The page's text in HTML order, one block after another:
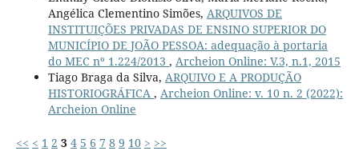
Angélica Clementino Simões, ARQUIVOS DE
INSTITUIÇÕES PRIVADAS DE ENSINO SUPERIOR DO
MUNICÍPIO DE JOÃO PESSOA: adequação à portaria
do MEC nº 1.224/2013 , Archeion Online: V.3, n.1, 2015
Tiago Braga da Silva, ARQUIVO E A PRODUÇÃO
HISTORIOGRÁFICA , Archeion Online: v. 10 n. 2 (2022):
Archeion Online
<< < 1 2 3 4 5 6 7 8 9 10 > >>